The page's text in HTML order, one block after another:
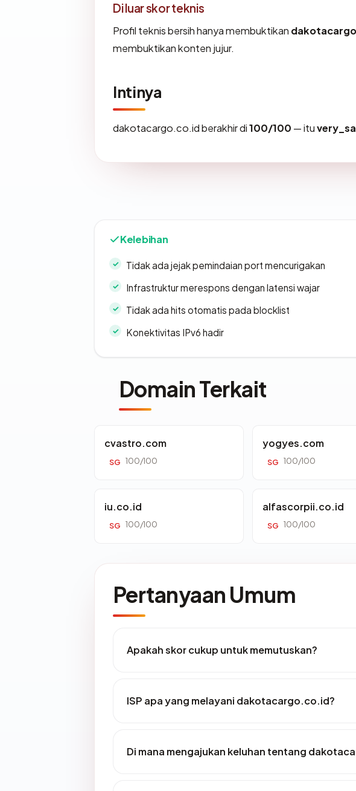
Di luar skor teknis
Profil teknis bersih hanya membuktikan
membuktikan konten jujur.
Intinya
dakotacargo.co.id berakhir di100/100 — itu
Kelebihan
Tidak ada jejak pemindaian port mencurigakan
Infrastruktur merespons dengan latensi wajar
Tidak ada hits otomatis pada blocklist
Konektivitas IPv6 hadir
Domain Terkait
cvastro.com
SG 100/100
yogyes.com
SG 100/100
iu.co.id
SG 100/100
alfascorpii.co.id
SG 100/100
Pertanyaan Umum
Apakah skor cukup untuk memutuskan?
ISP apa yang melayani dakotacargo.co.id?
Di mana mengajukan keluhan tentang